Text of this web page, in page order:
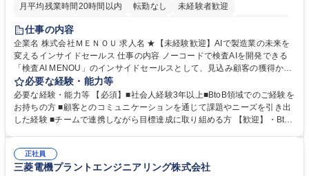
月平均残業時間20時間以内 転勤なし
未経験者歓迎
時短勤務あり
駅近5分以内
土日祝休み 服装自由
仕事の内容
企業名 株式会社ＭＥＮＯＵ 求人名 ★【未経験歓迎】AIで製造業の未来を
変えるインサイドセールス 仕事の内容 ノーコードで検査AIを開発できる
「検査AI MENOU」のインサイドセールスとして、見込み顧客の獲得から
商談機会の創出までを担っていただきます。マーケティングとフィールド
セールスをつなぐ役割として、 適切なタイミングで顧客とコミュニケーシ
ョンを取りながら、受注につながる商談機会の最大化を目指します。 【具
体的な仕事内容】 リードへの電話・メールによるアプローチ/リードナー
実行/フィールドセールスへの案件連携 募集職種 ★【未経験歓迎】AIで製
造業の未来を変えるインサイドセールス
必要な経験・能力等
必要な経験・能力等 【必須】■社会人経験3年以上■BtoB領域でのご経験を
お持ちの方 ■顧客とのコミュニケーションを通じて課題やニーズを引き出
した経験 ■チームで連携しながら目標達成に取り組める方 【歓迎】・BtoB
企画・実行経験 ・CRM・リードナーチャリングに関する知見 ・データを
もとに営業プロセスを改善した経験 学歴・資格 学歴：大学院 大学 高専 短
正社員
三菱電機プラントエンジニアリング株式会社